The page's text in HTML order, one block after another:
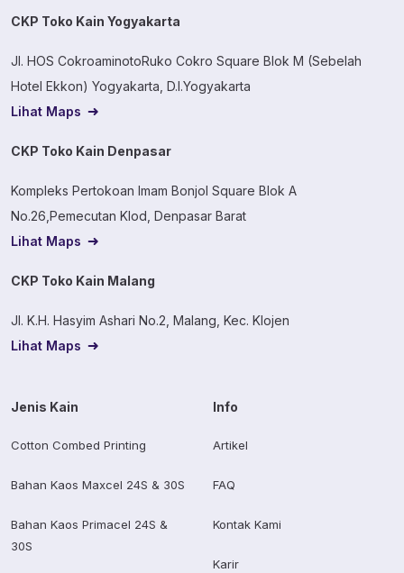
CKP Toko Kain Yogyakarta
Jl. HOS CokroaminotoRuko Cokro Square Blok M (Sebelah
Hotel Ekkon) Yogyakarta, D.I.Yogyakarta
Lihat Maps
CKP Toko Kain Denpasar
Kompleks Pertokoan Imam Bonjol Square Blok A
No.26,Pemecutan Klod, Denpasar Barat
Lihat Maps
CKP Toko Kain Malang
Jl. K.H. Hasyim Ashari No.2, Malang, Kec. Klojen
Lihat Maps
Jenis Kain
Cotton Combed Printing
Bahan Kaos Maxcel 24S & 30S
Bahan Kaos Primacel 24S &
30S
Info
Artikel
FAQ
Kontak Kami
Karir